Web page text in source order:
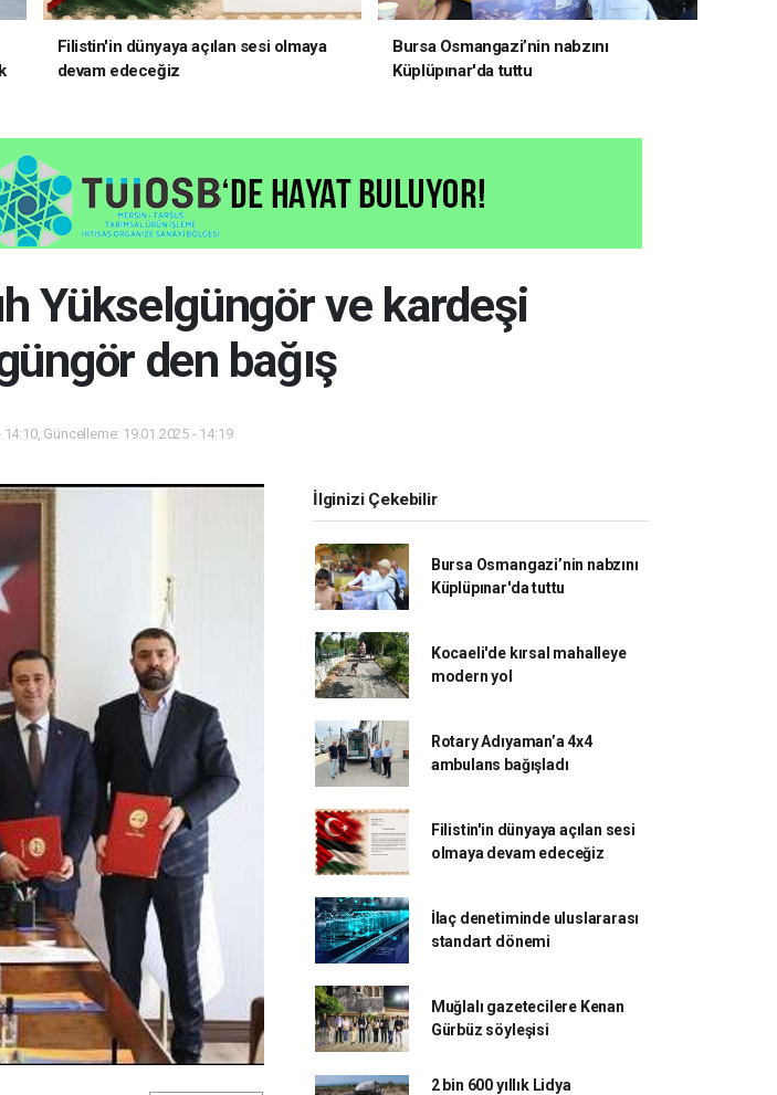
Filistin'in dünyaya açılan sesi olmaya
devam edeceğiz
Bursa Osmangazi’nin nabzını
Küplüpınar'da tuttu
Yükselgüngör ve kardeşi
den bağış
14:10, Güncelleme: 19.01.2025 - 14:19
İlginizi Çekebilir
Bursa Osmangazi’nin nabzını
Küplüpınar'da tuttu
Kocaeli'de kırsal mahalleye
modern yol
Rotary Adıyaman’a 4x4
ambulans bağışladı
Filistin'in dünyaya açılan sesi
olmaya devam edeceğiz
İlaç denetiminde uluslararası
standart dönemi
Muğlalı gazetecilere Kenan
Gürbüz söyleşisi
2 bin 600 yıllık Lidya